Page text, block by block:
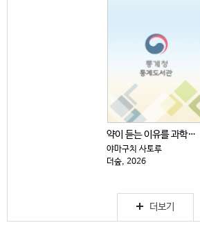
약이 듣는 이유를 과학으로 쉽게 설명했다
야마구치 사토루
더숲, 2026
더보기